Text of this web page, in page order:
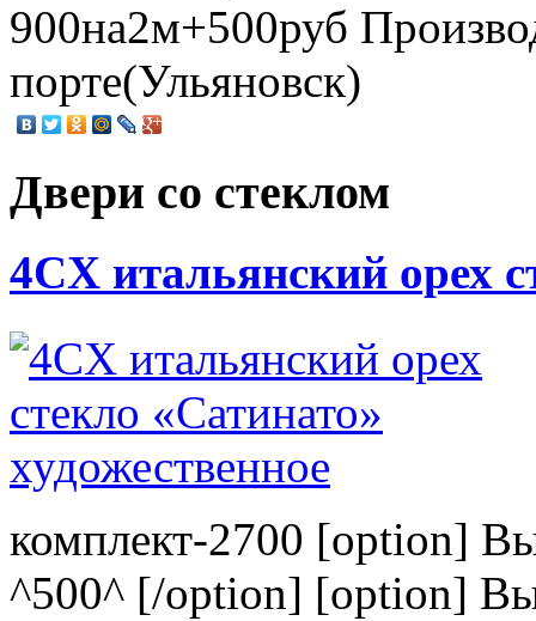
900на2м+500руб
порте(Ульяновск)
Двери со стеклом
4CХ итальянский орех
комплект-2700 [option]
^500^ [/option] [option]